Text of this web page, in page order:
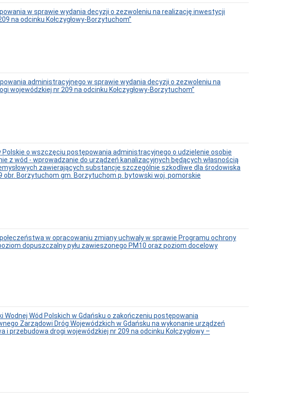
w sprawie wydania decyzji o zezwoleniu na realizację inwestycji
na odcinku Kołczygłowy-Borzytuchom”
administracyjnego w sprawie wydania decyzji o zezwoleniu na
wojewódzkiej nr 209 na odcinku Kołczygłowy-Borzytuchom”
Polskie o wszczęciu postępowania administracyjnego o udzielenie osobie
z wód - wprowadzanie do urządzeń kanalizacyjnych będących własnością
zawierających substancje szczególnie szkodliwe dla środowiska
Borzytuchom gm. Borzytuchom p. bytowski woj. pomorskie
w opracowaniu zmiany uchwały w sprawie Programu ochrony
dopuszczalny pyłu zawieszonego PM10 oraz poziom docelowy
Wód Polskich w Gdańsku o zakończeniu postępowania
Zarządowi Dróg Wojewódzkich w Gdańsku na wykonanie urządzeń
przebudowa drogi wojewódzkiej nr 209 na odcinku Kołczygłowy –